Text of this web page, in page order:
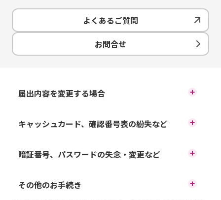
操作画面に進みますので、画面
の表示に従って操作ください。
復元がうまくいかない場合は、以下のご案内に沿って、イ
で、お問い合わせください。
グイン後、メニュー「お客さま
情報・各種設定」-「カード再
発行・キャッシュカード設定」
「ATMで入出金などができな
い。
詳しい操作方法はこちら
ます。
をし、音声案内に沿って必要事項を入力してください。
よる再発行は受付できません。「キャッシュカードの紛失
イオン銀行コールセンター
ご来店時に必要となるもの
ト／イオンカードセレクト
「運転免許証」、「個人番号カード」等、当行お届
よくあるご質問
お問合せ
届出内容を変更する場合
住所・電話番号の変更
氏名の変更
キャッシュカードのご利用限度額の変更
キャッシュカード、確認番号表の紛失など
キャッシュカードの紛失・盗難
キャッシュカードの入出金不良
暗証番号、パスワードの失念・変更など
キャッシュカードの暗証番号のロック・失念
その他のお手続き